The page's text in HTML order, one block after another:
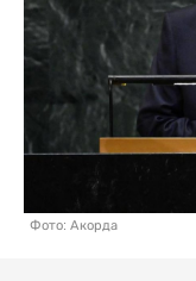
Фото: Акорда